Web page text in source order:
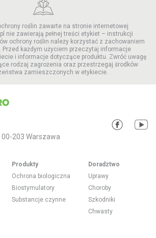
roślin zawarte na stronie internetowej
nie zawierają pełnej treści etykiet – instrukcji
ochrony roślin należy korzystać z zachowaniem
Przed każdym użyciem przeczytaj informacje
i informacje dotyczące produktu. Zwróć uwagę
rodzaj zagrożenia oraz przestrzegaj środków
zamieszczonych w etykiecie.
203 Warszawa
Produkty
Ochrona biologiczna
Biostymulatory
Substancje czynne
Doradztwo
Uprawy
Choroby
Szkodniki
Chwasty